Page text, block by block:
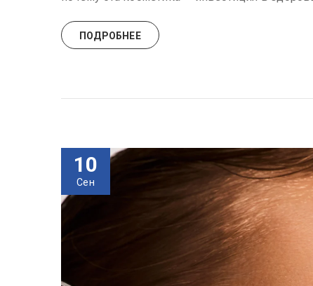
ПОДРОБНЕЕ
10
Сен